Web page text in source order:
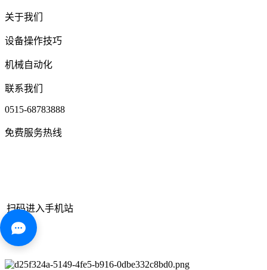
关于我们
设备操作技巧
机械自动化
联系我们
0515-68783888
免费服务热线
扫码进入手机站
网站地图